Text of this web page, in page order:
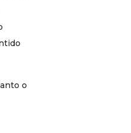
principal tese
profundidade interior, e que a
a restaurar a experiência
o